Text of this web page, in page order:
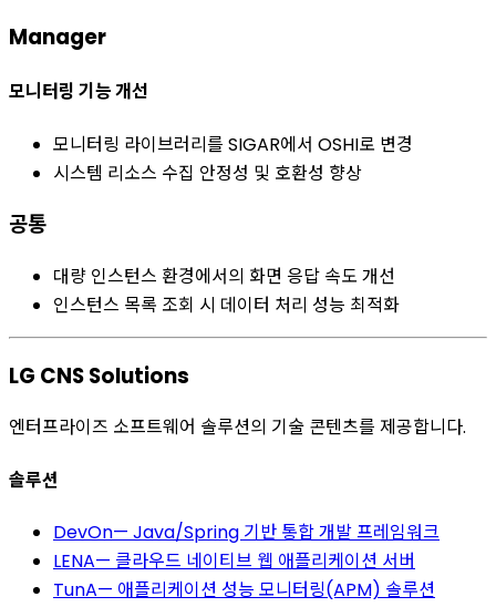
Manager
모니터링 기능 개선
모니터링 라이브러리를 SIGAR에서 OSHI로 변경
시스템 리소스 수집 안정성 및 호환성 향상
공통
대량 인스턴스 환경에서의 화면 응답 속도 개선
인스턴스 목록 조회 시 데이터 처리 성능 최적화
LG CNS Solutions
엔터프라이즈 소프트웨어 솔루션의 기술 콘텐츠를 제공합니다.
솔루션
DevOn— Java/Spring 기반 통합 개발 프레임워크
LENA— 클라우드 네이티브 웹 애플리케이션 서버
TunA— 애플리케이션 성능 모니터링(APM) 솔루션